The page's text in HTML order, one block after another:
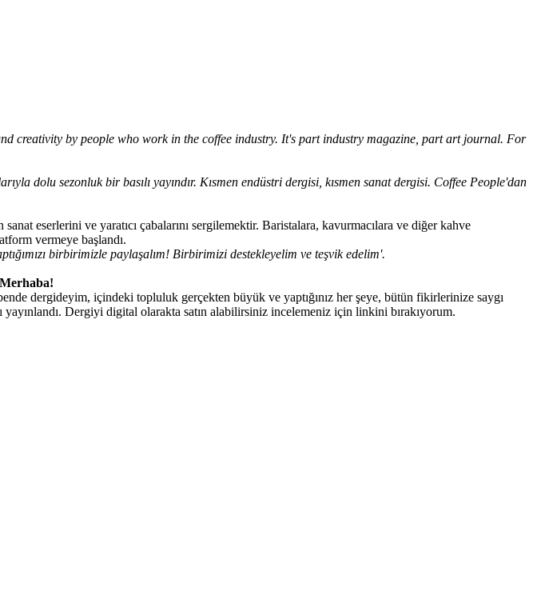
creativity by people who work in the coffee industry. It's part industry magazine, part art journal. For
dolu sezonluk bir basılı yayındır. Kısmen endüstri dergisi, kısmen sanat dergisi. Coffee People'dan
eserlerini ve yaratıcı çabalarını sergilemektir. Baristalara, kavurmacılara ve diğer kahve
vermeye başlandı.
birbirimizle paylaşalım! Birbirimizi destekleyelim ve teşvik edelim'.
dergideyim, içindeki topluluk gerçekten büyük ve yaptığınız her şeye, bütün fikirlerinize saygı
Dergiyi digital olarakta satın alabilirsiniz incelemeniz için linkini bırakıyorum.